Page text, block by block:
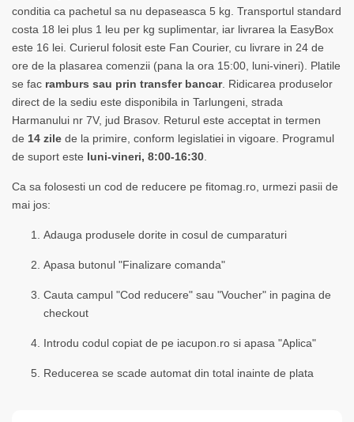
conditia ca pachetul sa nu depaseasca 5 kg. Transportul standard
costa 18 lei plus 1 leu per kg suplimentar, iar livrarea la EasyBox
este 16 lei. Curierul folosit este Fan Courier, cu livrare in 24 de
ore de la plasarea comenzii (pana la ora 15:00, luni-vineri). Platile
se fac ramburs sau prin transfer bancar. Ridicarea produselor
direct de la sediu este disponibila in Tarlungeni, strada
Harmanului nr 7V, jud Brasov. Returul este acceptat in termen
de 14 zile de la primire, conform legislatiei in vigoare. Programul
de suport este luni-vineri, 8:00-16:30
Ca sa folosesti un cod de reducere pe fitomag.ro, urmezi pasii de
mai jos:
Adauga produsele dorite in cosul de cumparaturi
Apasa butonul "Finalizare comanda"
Cauta campul "Cod reducere" sau "Voucher" in pagina de
checkout
Introdu codul copiat de pe iacupon.ro si apasa "Aplica"
Reducerea se scade automat din total inainte de plata